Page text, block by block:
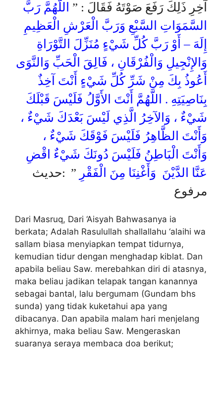
آخِرِ ذَلِكَ رَفَعَ صَوْتَهُ فَقَالَ : ” اللَّهُمَّ رَبَّ
السَّمَوَاتِ السَّبْعِ وَرَبَّ الْعَرْشِ الْعَظِيمِ
إِلَهَ – أَوْ رَبَّ كُلِّ شَيْءٍ مُنَزِّلَ التَّوْرَاةِ
وَالإِنْجِيلِ وَالْفُرْقَانِ ، فَالِقَ الْحَبِّ وَالنَّوَى
أَعُوذُ بِكَ مِنْ شَرِّ كُلِّ شَيْءٍ أَنْتَ آخِذٌ
بِنَاصِيَتِهِ . اللَّهُمَّ أَنْتَ الأَوَّلُ فَلَيْسَ قَبْلَكَ
شَيْءٌ ، وَالآخِرُ الَّذِي لَيْسَ بَعْدَكَ شَيْءٌ ،
وَأَنْتَ الظَّاهِرُ فَلَيْسَ فَوْقَكَ شَيْءٌ ،
وَأَنْتَ الْبَاطِنُ فَلَيْسَ دُونَكَ شَيْءٌ اقْضِ
عَنَّا الدَّيْنَ وَأَغْنِنَا مِنَ الْفَقْرِ ” :حديث
مرفوع
Dari Masruq, Dari ‘Aisyah Bahwasanya ia
berkata; Adalah Rasulullah shallallahu ‘alaihi wa
sallam biasa menyiapkan tempat tidurnya,
kemudian tidur dengan menghadap kiblat. Dan
apabila beliau Saw. merebahkan diri di atasnya,
maka beliau jadikan telapak tangan kanannya
sebagai bantal, lalu bergumam (Gundam bhs
sunda) yang tidak kuketahui apa yang
dibacanya. Dan apabila malam hari menjelang
akhirnya, maka beliau Saw. Mengeraskan
suaranya seraya membaca doa berikut;